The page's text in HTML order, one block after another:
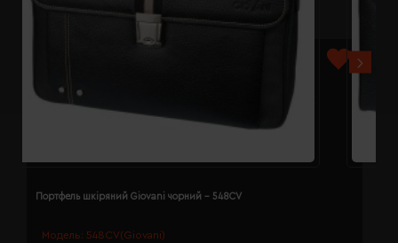
Модель: 548CV(Giovani)
Портфель шкіряний Giovani чорний - 548CV